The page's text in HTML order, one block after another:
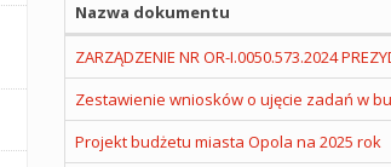
Nazwa dokumentu
ZARZĄDZENIE NR OR-I.0050.573.2024
Zestawienie wniosków o ujęcie zadań w
Projekt budżetu miasta Opola na 2025 rok